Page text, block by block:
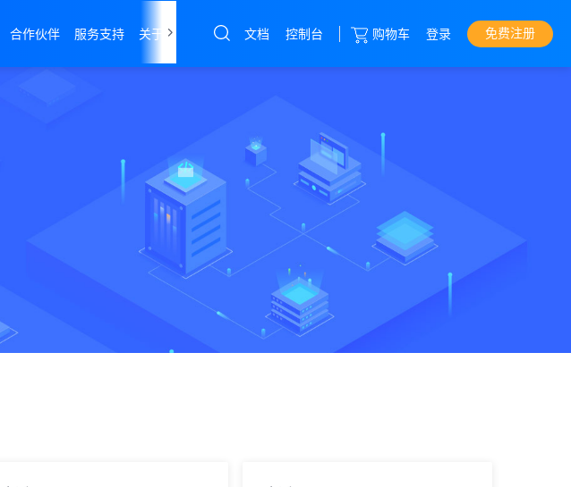
合作伙伴 服务支持 关于我们
独立服务器
云服务器
华中云
文档 控制台 购物车 登录 免费注册